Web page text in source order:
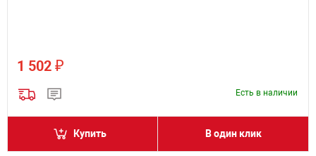
1 502 ₽
Есть в наличии
Купить В один клик